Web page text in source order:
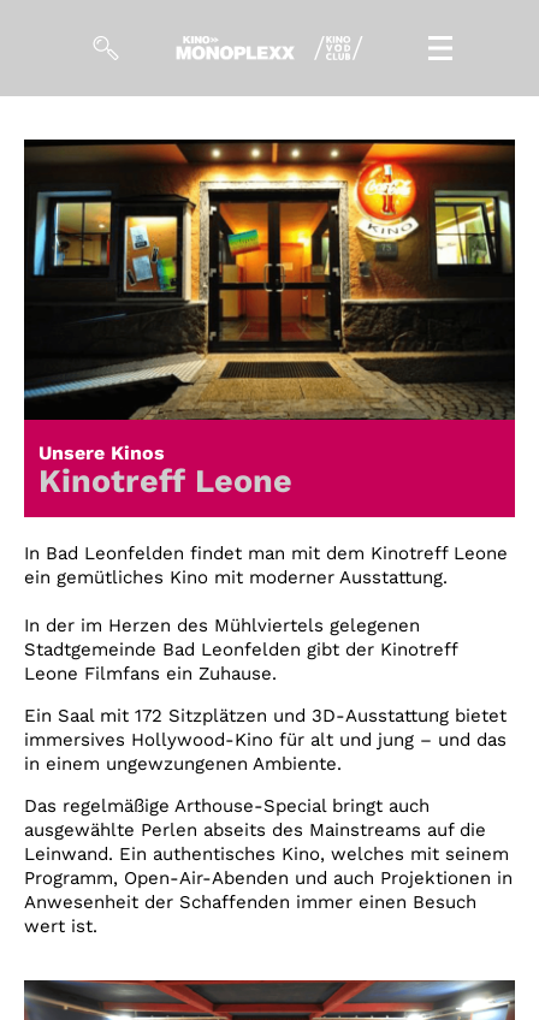
Filme
Magazin
Kuratierungen
Events
So geht’s
Filmpakete
Gutscheine
& Filmpässe
Account
Unsere Kinos
Kinotreff Leone
In Bad Leonfelden findet man mit dem Kinotreff Leone
ein gemütliches Kino mit moderner Ausstattung.
In der im Herzen des Mühlviertels gelegenen
Stadtgemeinde Bad Leonfelden gibt der Kinotreff
Leone Filmfans ein Zuhause.
Ein Saal mit 172 Sitzplätzen und 3D-Ausstattung bietet
immersives Hollywood-Kino für alt und jung – und das
in einem ungewzungenen Ambiente.
Das regelmäßige Arthouse-Special bringt auch
ausgewählte Perlen abseits des Mainstreams auf die
Leinwand. Ein authentisches Kino, welches mit seinem
Programm, Open-Air-Abenden und auch Projektionen in
Anwesenheit der Schaffenden immer einen Besuch
wert ist.